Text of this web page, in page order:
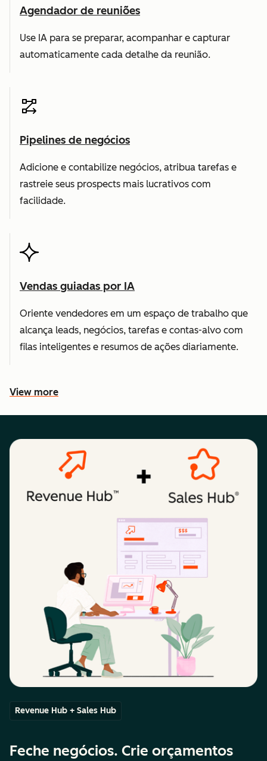
Agendador de reuniões
Use IA para se preparar, acompanhar e capturar
automaticamente cada detalhe da reunião.
Pipelines de negócios
Adicione e contabilize negócios, atribua tarefas e
rastreie seus prospects mais lucrativos com
facilidade.
Vendas guiadas por IA
Oriente vendedores em um espaço de trabalho que
alcança leads, negócios, tarefas e contas-alvo com
filas inteligentes e resumos de ações diariamente.
View more
Revenue Hub + Sales Hub
Feche negócios. Crie orçamentos